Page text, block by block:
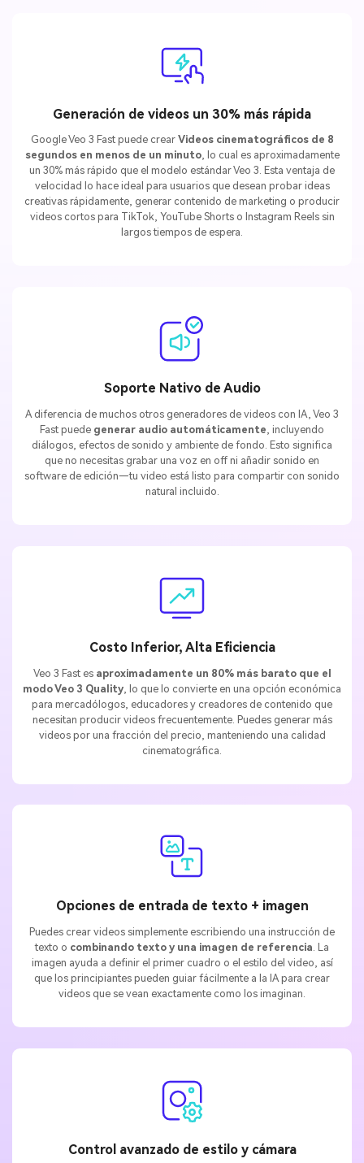
Generación de videos un 30% más rápida
Google Veo 3 Fast puede crear Videos cinematográficos de 8
segundos en menos de un minuto, lo cual es aproximadamente
un 30% más rápido que el modelo estándar Veo 3. Esta ventaja de
velocidad lo hace ideal para usuarios que desean probar ideas
creativas rápidamente, generar contenido de marketing o producir
videos cortos para TikTok, YouTube Shorts o Instagram Reels sin
largos tiempos de espera.
Soporte Nativo de Audio
A diferencia de muchos otros generadores de videos con IA, Veo 3
Fast puede generar audio automáticamente, incluyendo
diálogos, efectos de sonido y ambiente de fondo. Esto significa
que no necesitas grabar una voz en off ni añadir sonido en
software de edición—tu video está listo para compartir con sonido
natural incluido.
Costo Inferior, Alta Eficiencia
Veo 3 Fast es aproximadamente un 80% más barato que el
modo Veo 3 Quality , lo que lo convierte en una opción económica
para mercadólogos, educadores y creadores de contenido que
necesitan producir videos frecuentemente. Puedes generar más
videos por una fracción del precio, manteniendo una calidad
cinematográfica.
Opciones de entrada de texto + imagen
Puedes crear videos simplemente escribiendo una instrucción de
texto o combinando texto y una imagen de referencia. La
imagen ayuda a definir el primer cuadro o el estilo del video, así
que los principiantes pueden guiar fácilmente a la IA para crear
videos que se vean exactamente como los imaginan.
Control avanzado de estilo y cámara